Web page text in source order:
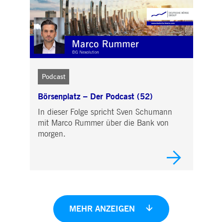
Podcast
Börsenplatz ­­­– Der Podcast (52)
In dieser Folge spricht Sven Schumann
mit Marco Rummer über die Bank von
morgen.
MEHR ANZEIGEN